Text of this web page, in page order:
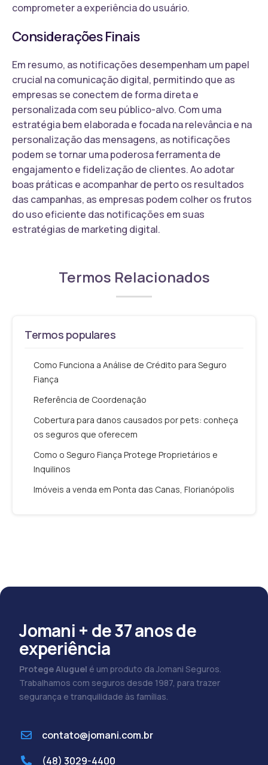
comprometer a experiência do usuário.
Considerações Finais
Em resumo, as notificações desempenham um papel
crucial na comunicação digital, permitindo que as
empresas se conectem de forma direta e
personalizada com seu público-alvo. Com uma
estratégia bem elaborada e focada na relevância e na
personalização das mensagens, as notificações
podem se tornar uma poderosa ferramenta de
engajamento e fidelização de clientes. Ao adotar
boas práticas e acompanhar de perto os resultados
das campanhas, as empresas podem colher os frutos
do uso eficiente das notificações em suas
estratégias de marketing digital.
Termos Relacionados
Termos populares
Como Funciona a Análise de Crédito para Seguro
Fiança
Referência de Coordenação
Cobertura para danos causados por pets: conheça
os seguros que oferecem
Como o Seguro Fiança Protege Proprietários e
Inquilinos
Imóveis a venda em Ponta das Canas, Florianópolis
Jomani + de 37 anos de
experiência
Protege Aluguel é um produto da Jomani Seguros.
Trabalhamos com seguros desde 1987, para trazer
segurança e tranquilidade às famílias.
contato@jomani.com.br
(48) 3029-4400